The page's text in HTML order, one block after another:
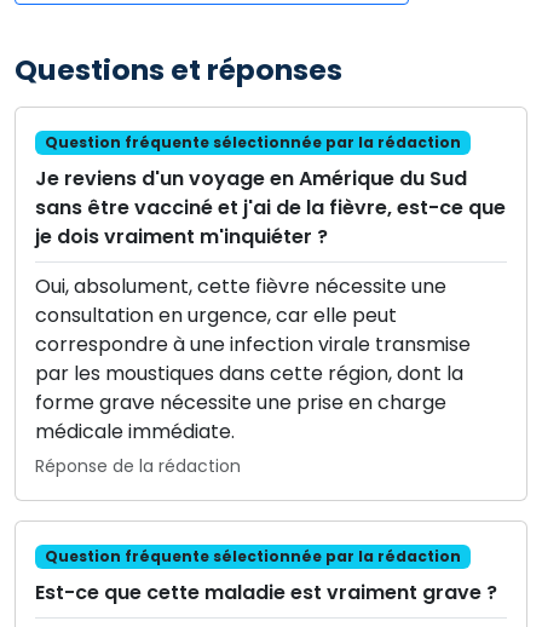
Questions et réponses
Question fréquente sélectionnée par la rédaction
Je reviens d'un voyage en Amérique du Sud
sans être vacciné et j'ai de la fièvre, est-ce que
je dois vraiment m'inquiéter ?
Oui, absolument, cette fièvre nécessite une
consultation en urgence, car elle peut
correspondre à une infection virale transmise
par les moustiques dans cette région, dont la
forme grave nécessite une prise en charge
médicale immédiate.
Réponse de la rédaction
Question fréquente sélectionnée par la rédaction
Est-ce que cette maladie est vraiment grave ?